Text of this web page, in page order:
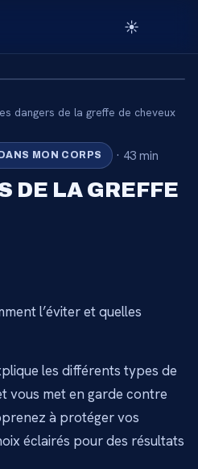
☀️
AUX
accéder au catalogue.
dangers de la greffe de cheveux
MON CORPS · 43 min
DE LA GREFFE
l’éviter et quelles
les différents types de
vous met en garde contre
à protéger vos
éclairés pour des résultats